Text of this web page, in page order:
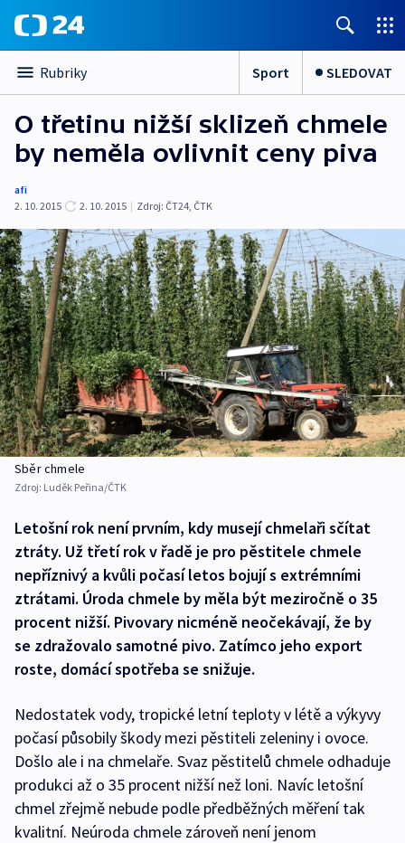
Rubriky Sport SLEDOVAT
O třetinu nižší sklizeň chmele
by neměla ovlivnit ceny piva
afi
2. 10. 2015
2. 10. 2015 | Zdroj: ČT24, ČTK
Sběr chmele
Zdroj: Luděk Peřina/ČTK
Letošní rok není prvním, kdy musejí chmelaři sčítat
ztráty. Už třetí rok v řadě je pro pěstitele chmele
nepříznivý a kvůli počasí letos bojují s extrémními
ztrátami. Úroda chmele by měla být meziročně o 35
procent nižší. Pivovary nicméně neočekávají, že by
se zdražovalo samotné pivo. Zatímco jeho export
roste, domácí spotřeba se snižuje.
Nedostatek vody, tropické letní teploty v létě a výkyvy
počasí působily škody mezi pěstiteli zeleniny i ovoce.
Došlo ale i na chmelaře. Svaz pěstitelů chmele odhaduje
produkci až o 35 procent nižší než loni. Navíc letošní
chmel zřejmě nebude podle předběžných měření tak
kvalitní. Neúroda chmele zároveň není jenom